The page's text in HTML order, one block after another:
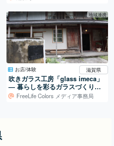
地域連携
お店/体験 滋賀県
吹きガラス工房「glass imeca」
― 暮らしを彩るガラスづくり／
滋賀・葛川
FreeLife Colors メディア事務局